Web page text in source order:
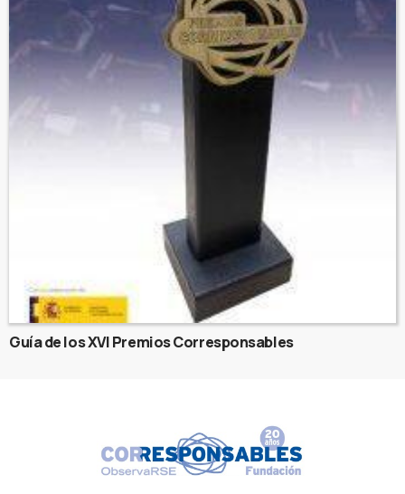
Guía de los XVI Premios Corresponsables